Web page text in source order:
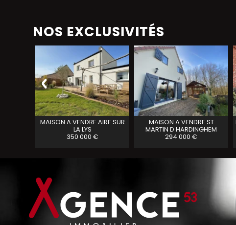
NOS EXCLUSIVITÉS
MAISON A VENDRE AIRE SUR
LA LYS
350 000 €
MAISON A VENDRE ST
MARTIN D HARDINGHEM
294 000 €